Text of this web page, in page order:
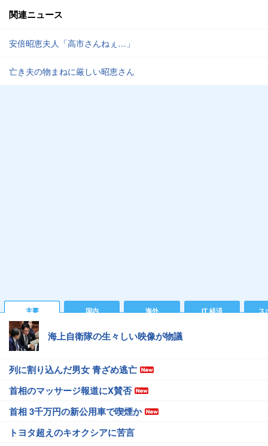
関連ニュース
安倍昭恵夫人「高市さんねぇ…」
亡き夫の物まねに厳しい昭恵さん
主要 国内 海外 IT 経済 ス
海上自衛隊の生々しい映像が物議
列に割り込んだ男女 青ざめ逃亡
首相のマッサージ報道にX賛否
首相 3千万円の新公用車で喫煙か
トヨタ超えのキオクシアに苦言